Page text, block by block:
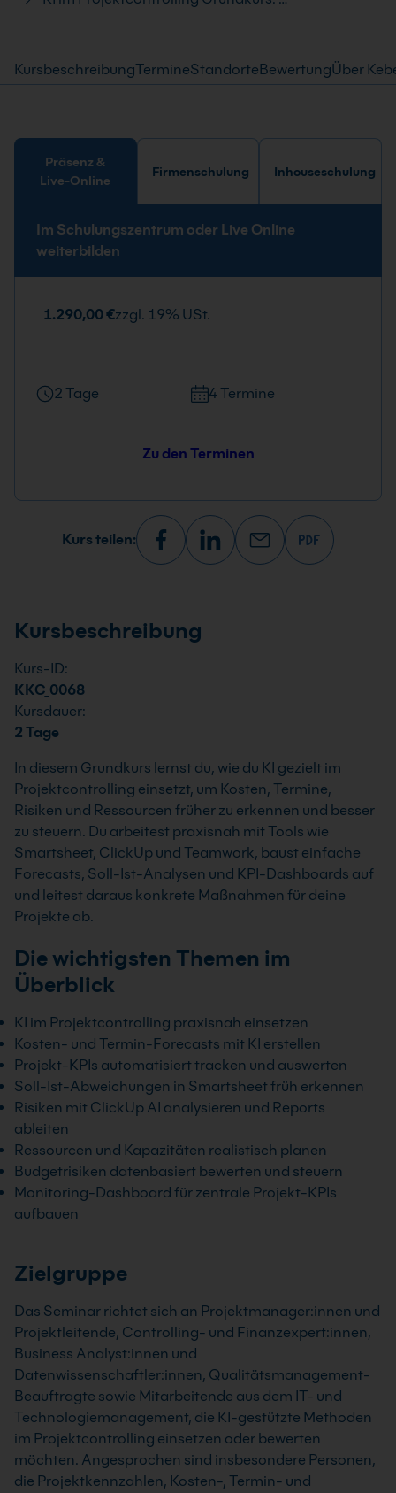
KursbeschreibungTermineStandorteBewertungÜber
Präsenz &
Live-Online
Firmenschulung Inhouseschulung
Im Schulungszentrum oder Live Online
weiterbilden
1.290,00 €zzgl. 19% USt.
2 Tage 4 Termine
Zu den Terminen
Kurs teilen:
Kursbeschreibung
Kurs-ID:
KKC_0068
Kursdauer:
2 Tage
In diesem Grundkurs lernst du, wie du KI gezielt im
Projektcontrolling einsetzt, um Kosten, Termine,
Risiken und Ressourcen früher zu erkennen und besser
zu steuern. Du arbeitest praxisnah mit Tools wie
Smartsheet, ClickUp und Teamwork, baust einfache
Forecasts, Soll-Ist-Analysen und KPI-Dashboards auf
und leitest daraus konkrete Maßnahmen für deine
Projekte ab.
Die wichtigsten Themen im
Überblick
KI im Projektcontrolling praxisnah einsetzen
Kosten- und Termin-Forecasts mit KI erstellen
Projekt-KPIs automatisiert tracken und auswerten
Soll-Ist-Abweichungen in Smartsheet früh erkennen
Risiken mit ClickUp AI analysieren und Reports
ableiten
Ressourcen und Kapazitäten realistisch planen
Budgetrisiken datenbasiert bewerten und steuern
Monitoring-Dashboard für zentrale Projekt-KPIs
aufbauen
Zielgruppe
Das Seminar richtet sich an Projektmanager:innen und
Projektleitende, Controlling- und Finanzexpert:innen,
Business Analyst:innen und
Datenwissenschaftler:innen, Qualitätsmanagement-
Beauftragte sowie Mitarbeitende aus dem IT- und
Technologiemanagement, die KI-gestützte Methoden
im Projektcontrolling einsetzen oder bewerten
möchten. Angesprochen sind insbesondere Personen,
die Projektkennzahlen, Kosten-, Termin- und